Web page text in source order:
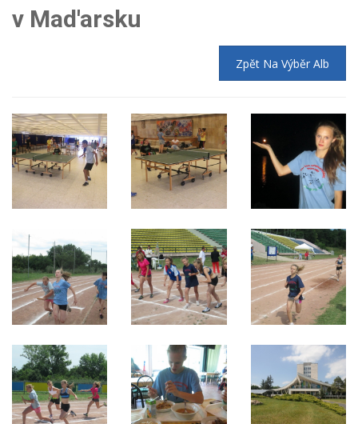
2025
2022
2021
2020
2019
2018
2017
2016
2014
2013
v Mad'arsku
Zpět Na Výběr Alb